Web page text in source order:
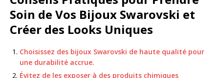
Soin de Vos Bijoux Swarovski et
Créer des Looks Uniques
Choisissez des bijoux Swarovski de haute qualité pour
une durabilité accrue.
Évitez de les exposer à des produits chimiques